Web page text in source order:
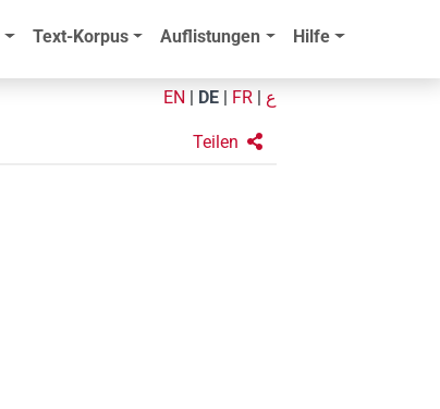
Text-Korpus Auflistungen Hilfe
EN DE FR ع
Teilen